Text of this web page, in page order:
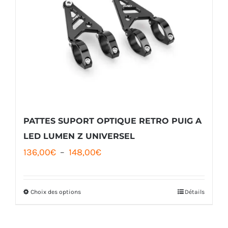
PATTES SUPORT OPTIQUE RETRO PUIG A
LED LUMEN Z UNIVERSEL
136,00€ – 148,00€Plage
Choix des optionsCe
Détails